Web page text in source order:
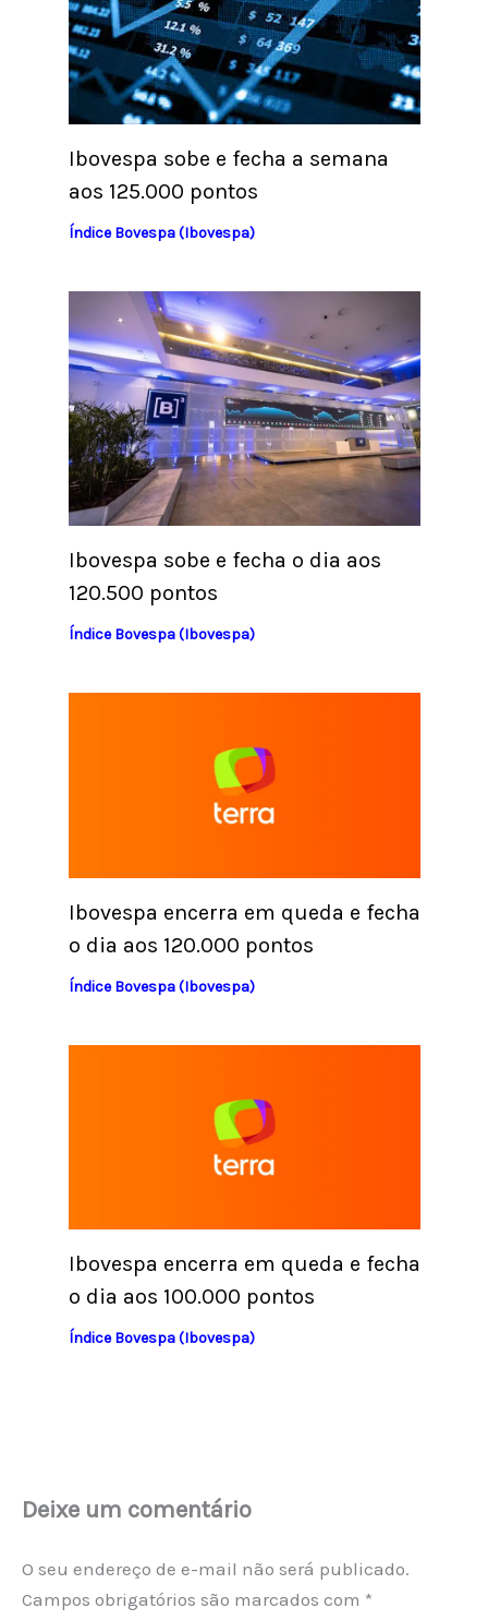
Ibovespa sobe e fecha a semana
aos 125.000 pontos
Índice Bovespa (Ibovespa)
Ibovespa sobe e fecha o dia aos
120.500 pontos
Índice Bovespa (Ibovespa)
Ibovespa encerra em queda e fecha
o dia aos 120.000 pontos
Índice Bovespa (Ibovespa)
Ibovespa encerra em queda e fecha
o dia aos 100.000 pontos
Índice Bovespa (Ibovespa)
Deixe um comentário
O seu endereço de e-mail não será publicado.
Campos obrigatórios são marcados com *